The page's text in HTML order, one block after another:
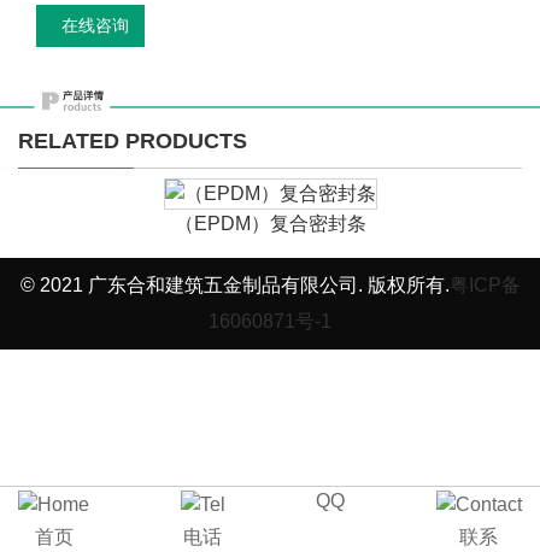
在线咨询
RELATED PRODUCTS
（EPDM）复合密封条
© 2021 广东合和建筑五金制品有限公司. 版权所有.粤ICP备
16060871号-1
首页 电话
QQ
联系